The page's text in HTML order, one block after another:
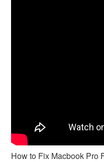
How to Fix Macbook Pro